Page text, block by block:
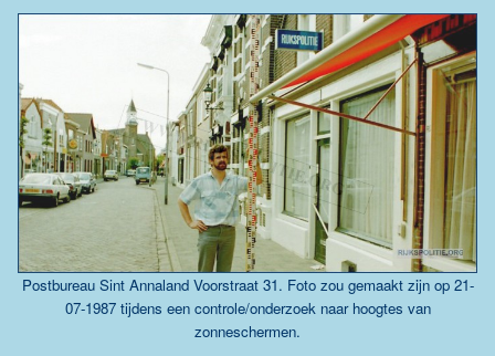
Postbureau Sint Annaland Voorstraat 31. Foto zou gemaakt zijn op 21-
07-1987 tijdens een controle/onderzoek naar hoogtes van
zonneschermen.